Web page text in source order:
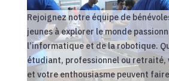
Rejoignez notre équipe de
jeunes à explorer le monde
l’informatique et de la robotique.
étudiant, professionnel ou retraité,
et votre enthousiasme peuvent